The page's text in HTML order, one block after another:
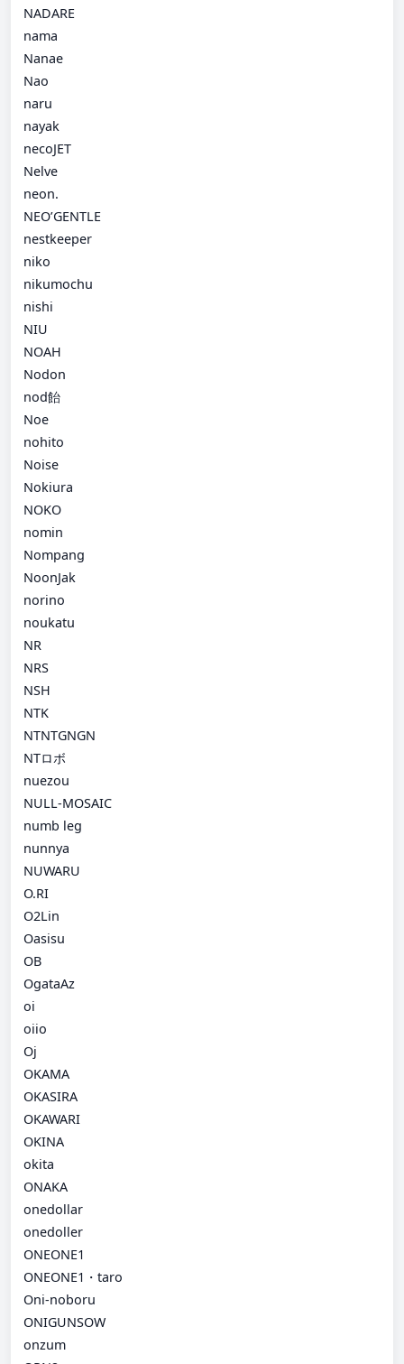
NADARE
nama
Nanae
Nao
naru
nayak
necoJET
Nelve
neon.
NEO’GENTLE
nestkeeper
niko
nikumochu
nishi
NIU
NOAH
Nodon
nod飴
Noe
nohito
Noise
Nokiura
NOKO
nomin
Nompang
NoonJak
norino
noukatu
NR
NRS
NSH
NTK
NTNTGNGN
NTロボ
nuezou
NULL-MOSAIC
numb leg
nunnya
NUWARU
O.RI
O2Lin
Oasisu
OB
OgataAz
oi
oiio
Oj
OKAMA
OKASIRA
OKAWARI
OKINA
okita
ONAKA
onedollar
onedoller
ONEONE1
ONEONE1・taro
Oni-noboru
ONIGUNSOW
onzum